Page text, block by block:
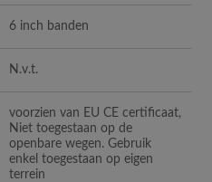
6 inch banden
N.v.t.
voorzien van EU CE certificaat,
Niet toegestaan op de
openbare wegen. Gebruik
enkel toegestaan op eigen
terrein